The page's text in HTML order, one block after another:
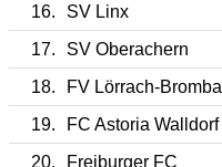
16.
SV Linx
17.
SV Oberachern
18.
FV Lörrach-
19.
FC Astoria Walldorf II
20.
Freiburger FC